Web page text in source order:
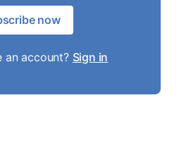
now
an account? Sign in